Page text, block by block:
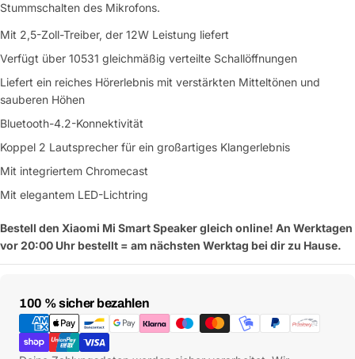
Stummschalten des Mikrofons.
Mit 2,5-Zoll-Treiber, der 12W Leistung liefert
Verfügt über 10531 gleichmäßig verteilte Schallöffnungen
Liefert ein reiches Hörerlebnis mit verstärkten Mitteltönen und
sauberen Höhen
Bluetooth-4.2-Konnektivität
Koppel 2 Lautsprecher für ein großartiges Klangerlebnis
Mit integriertem Chromecast
Mit elegantem LED-Lichtring
Bestell den Xiaomi Mi Smart Speaker gleich online! An Werktagen
vor 20:00 Uhr bestellt = am nächsten Werktag bei dir zu Hause.
100 % sicher bezahlen
Zahlungsmethoden
Dieses Produkt teilen
Teilen
Eine Frage stellen
Deine
E-
Mail
Dein